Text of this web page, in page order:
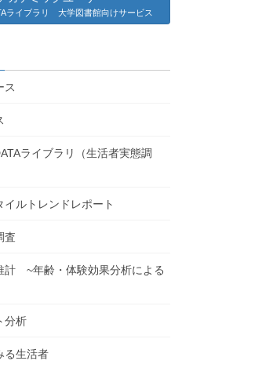
ライブラリ 大学図書館向けサービス
ス
ライブラリ（生活者実態調
イルトレンドレポート
査
計 ~年齢・体験効果分析による
分析
る生活者